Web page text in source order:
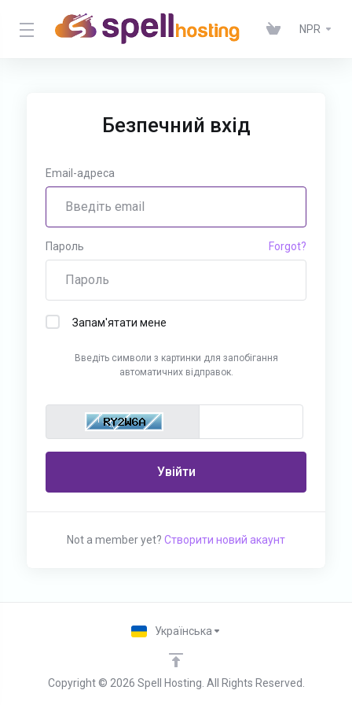
NPR
Безпечний вхід
Email-адреса
Пароль Forgot?
Запам'ятати мене
Введіть символи з картинки для запобігання
автоматичних відправок.
Увійти
Not a member yet? Створити новий акаунт
Copyright © 2026 Spell Hosting. All Rights Reserved.
Українська